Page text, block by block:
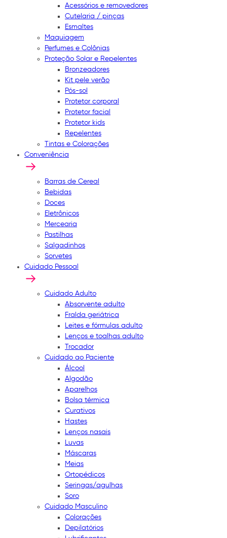
Acessórios e removedores
Cutelaria / pinças
Esmaltes
Maquiagem
Perfumes e Colônias
Proteção Solar e Repelentes
Bronzeadores
Kit pele verão
Pós-sol
Protetor corporal
Protetor facial
Protetor kids
Repelentes
Tintas e Colorações
Conveniência
Barras de Cereal
Bebidas
Doces
Eletrônicos
Mercearia
Pastilhas
Salgadinhos
Sorvetes
Cuidado Pessoal
Cuidado Adulto
Absorvente adulto
Fralda geriátrica
Leites e fórmulas adulto
Lenços e toalhas adulto
Trocador
Cuidado ao Paciente
Álcool
Algodão
Aparelhos
Bolsa térmica
Curativos
Hastes
Lenços nasais
Luvas
Máscaras
Meias
Ortopédicos
Seringas/agulhas
Soro
Cuidado Masculino
Colorações
Depilatórios